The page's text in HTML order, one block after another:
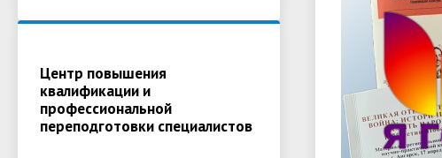
Центр повышения
квалификации и
профессиональной
переподготовки специалистов